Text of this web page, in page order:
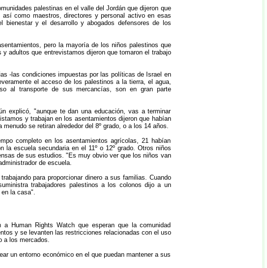
palestinas en el valle del Jordán que dijeron que
como maestros, directores y personal activo en esas
bienestar y el desarrollo y abogados defensores de los
pero la mayoría de los niños palestinos que
adultos que entrevistamos dijeron que tomaron el trabajo
-las condiciones impuestas por las políticas de Israel en
el acceso de los palestinos a la tierra, el agua,
al transporte de sus mercancías, son en gran parte
explicó, "aunque te dan una educación, vas a terminar
y trabajan en los asentamientos dijeron que habían
se retiran alrededor del 8º grado, o a los 14 años.
completo en los asentamientos agrícolas, 21 habían
la escuela secundaria en el 11º o 12º grado. Otros niños
de sus estudios. "Es muy obvio ver que los niños van
de escuela.
para proporcionar dinero a sus familias. Cuando
trabajadores palestinos a los colonos dijo a un
la casa".
Human Rights Watch que esperan que la comunidad
y se levanten las restricciones relacionadas con el uso
a los mercados.
un entorno económico en el que puedan mantener a sus